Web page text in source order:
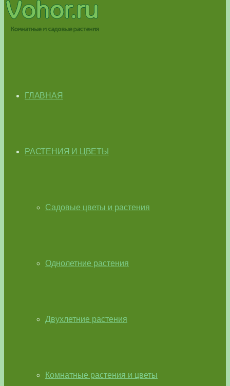
ГЛАВНАЯ
РАСТЕНИЯ И ЦВЕТЫ
Садовые цветы и растения
Однолетние растения
Двухлетние растения
Комнатные растения и цветы